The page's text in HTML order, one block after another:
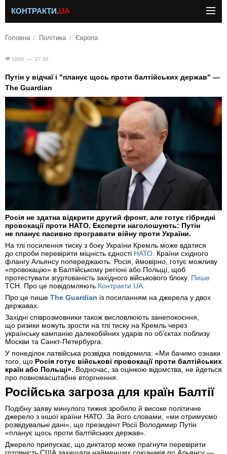
КОНТРАКТИ.UA
Головна Політика Європа
1600 — 27.06
Путін у відчаї і "планує щось проти балтійських держав" —
The Guardian
Росія не здатна відкрити другий фронт, але готує гібридні
провокації проти НАТО. Експерти наголошують: Путін
не планує пасивно програвати війну проти України.
На тлі посилення тиску з боку України Кремль може вдатися
до спроби перевірити міцність єдності НАТО. Країни східного
флангу Альянсу попереджають: Росія, ймовірно, готує можливу
«провокацію» в Балтійському регіоні або Польщі, щоб
протестувати згуртованість західного військового блоку. Пише
ТСН. Про це повідомляють Контракти.UA.
Про це пише The Guardian із посиланням на джерела у двох
державах.
Західні співрозмовники також висловлюють занепокоєння,
що ризики можуть зрости на тлі тиску на Кремль через
українську кампанію далекобійних ударів по об’єктах поблизу
Москви та Санкт-Петербурга.
У понеділок латвійська розвідка повідомила: «Ми бачимо ознаки
того, що Росія готує військові провокації проти балтійських
країн або Польщі». Водночас, за оцінкою відомства, не йдеться
про повномасштабне вторгнення.
Російська загроза для країн Балтії
Подібну заяву минулого тижня зробило й високе політичне
джерело з іншої країни НАТО. За його словами, «ми отримуємо
розвідувальні дані», що президент Росії Володимир Путін
«планує щось проти балтійських держав».
Джерело припускає, що диктатор може прагнути перевірити